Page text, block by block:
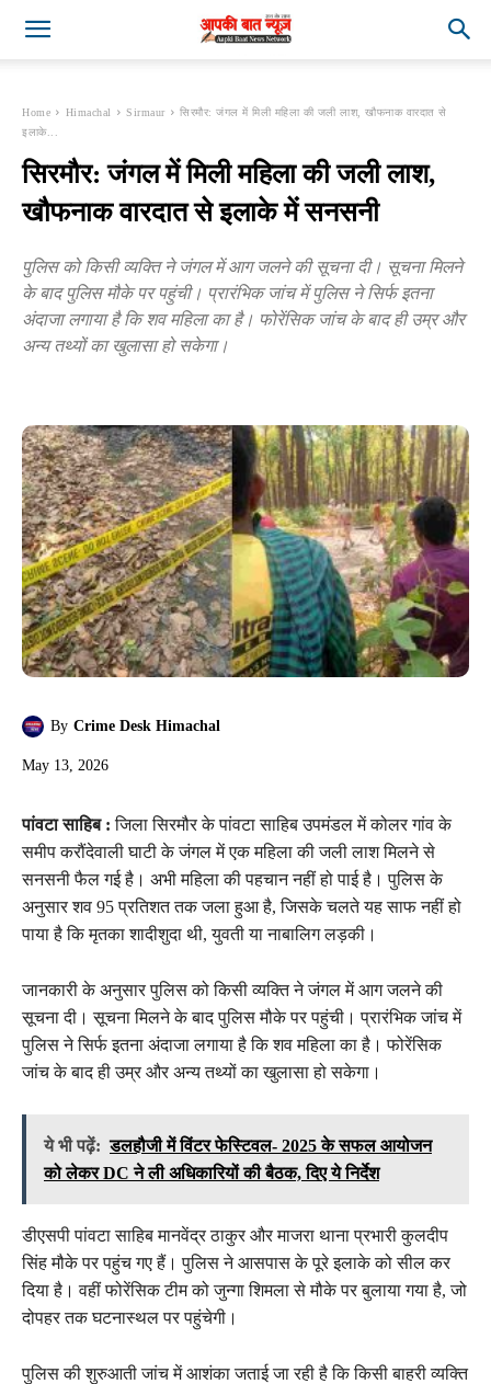
Home Himachal Sirmaur
सिरमौर: जंगल में मिली महिला की जली लाश, खौफनाक वारदात से
इलाके...
सिरमौर: जंगल में मिली महिला की जली लाश,
खौफनाक वारदात से इलाके में सनसनी
पुलिस को किसी व्यक्ति ने जंगल में आग जलने की सूचना दी। सूचना मिलने
के बाद पुलिस मौके पर पहुंची। प्रारंभिक जांच में पुलिस ने सिर्फ इतना
अंदाजा लगाया है कि शव महिला का है। फोरेंसिक जांच के बाद ही उम्र और
अन्य तथ्यों का खुलासा हो सकेगा।
By Crime Desk Himachal
May 13, 2026
पांवटा साहिब : जिला सिरमौर के पांवटा साहिब उपमंडल में कोलर गांव के
समीप करौंदेवाली घाटी के जंगल में एक महिला की जली लाश मिलने से
सनसनी फैल गई है। अभी महिला की पहचान नहीं हो पाई है। पुलिस के
अनुसार शव 95 प्रतिशत तक जला हुआ है, जिसके चलते यह साफ नहीं हो
पाया है कि मृतका शादीशुदा थी, युवती या नाबालिग लड़की।
जानकारी के अनुसार पुलिस को किसी व्यक्ति ने जंगल में आग जलने की
सूचना दी। सूचना मिलने के बाद पुलिस मौके पर पहुंची। प्रारंभिक जांच में
पुलिस ने सिर्फ इतना अंदाजा लगाया है कि शव महिला का है। फोरेंसिक
जांच के बाद ही उम्र और अन्य तथ्यों का खुलासा हो सकेगा।
ये भी पढ़ें: डलहौजी में विंटर फेस्टिवल- 2025 के सफल आयोजन
को लेकर DC ने ली अधिकारियों की बैठक, दिए ये निर्देश
डीएसपी पांवटा साहिब मानवेंद्र ठाकुर और माजरा थाना प्रभारी कुलदीप
सिंह मौके पर पहुंच गए हैं। पुलिस ने आसपास के पूरे इलाके को सील कर
दिया है। वहीं फोरेंसिक टीम को जुन्गा शिमला से मौके पर बुलाया गया है, जो
दोपहर तक घटनास्थल पर पहुंचेगी।
पुलिस की शुरुआती जांच में आशंका जताई जा रही है कि किसी बाहरी व्यक्ति